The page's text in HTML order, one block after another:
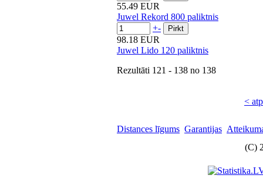
55.49 EUR
Juwel Rekord 800 paliktnis
+-
98.18 EUR
Juwel Lido 120 paliktnis
Rezultāti 121 - 138 no 138
<
Distances līgums Garantijas
(C)